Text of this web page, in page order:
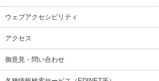
ウェブアクセシビリティ
アクセス
御意見・問い合わせ